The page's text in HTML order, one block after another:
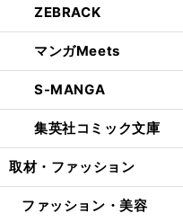
ZEBRACK
マンガMeets
S-MANGA
集英社コミック文庫
取材・ファッション
ファッション・美容